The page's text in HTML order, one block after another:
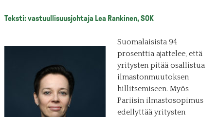
Teksti: vastuullisuusjohtaja Lea Rankinen, SOK
Suomalaisista 94
prosenttia ajattelee, että
yritysten pitää osallistua
ilmastonmuutoksen
hillitsemiseen. Myös
Pariisin ilmastosopimus
edellyttää yritysten